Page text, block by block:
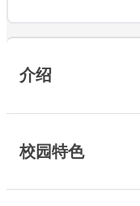
介绍
校园特色